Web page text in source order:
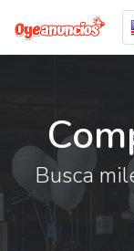
Busca